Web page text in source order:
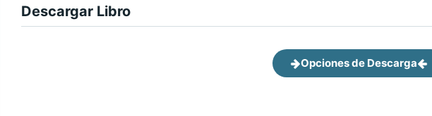
Descargar Libro
Opciones de Descarga